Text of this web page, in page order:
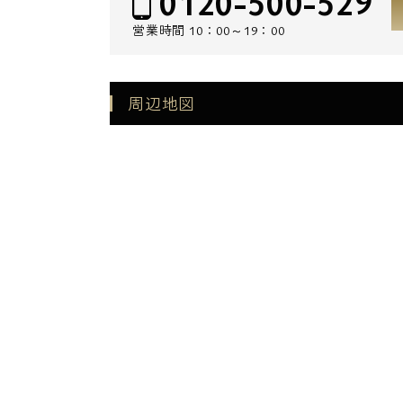
営業時間 10：00～19：00
周辺地図